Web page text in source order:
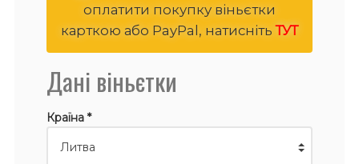
оплатити покупку віньєтки
карткою або PayPal, натиснітьТУТ
Дані віньєтки
Країна *